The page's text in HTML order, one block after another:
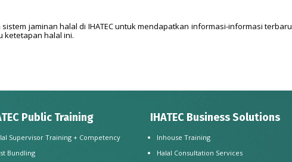
jaminan halal di IHATEC untuk mendapatkan informasi-informasi terbaru
ketetapan halal ini.
Public Training
Supervisor Training + Competency
Bundling
IHATEC Business Solutions
Inhouse Training
Halal Consultation Services